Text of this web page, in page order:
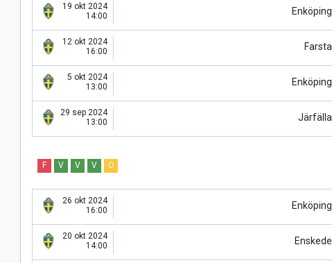
19 okt 2024
14:00
Enköping
12 okt 2024
16:00
Farsta
5 okt 2024
13:00
Enköping
29 sep 2024
13:00
Järfälla
F V V V O
26 okt 2024
16:00
Enköping
20 okt 2024
14:00
Enskede